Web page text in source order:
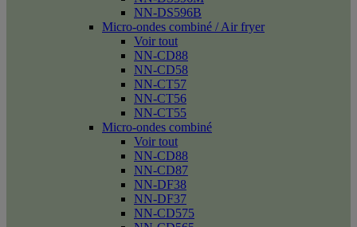
NN-DS596B
Micro-ondes combiné / Air fryer
Voir tout
NN-CD88
NN-CD58
NN-CT57
NN-CT56
NN-CT55
Micro-ondes combiné
Voir tout
NN-CD88
NN-CD87
NN-DF38
NN-DF37
NN-CD575